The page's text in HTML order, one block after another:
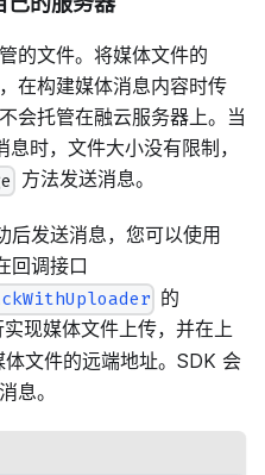
的文件。将媒体文件的
在构建媒体消息内容时传
会托管在融云服务器上。当
时，文件大小没有限制，
方法发送消息。
后发送消息，您可以使用
回调接口
的
现媒体文件上传，并在上
文件的远端地址。SDK 会
息。